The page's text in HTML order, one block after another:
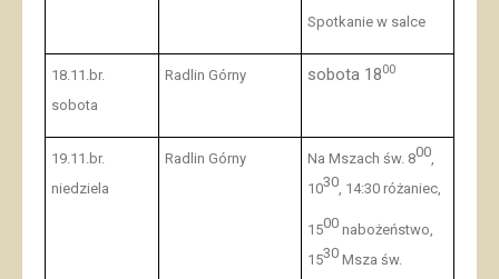
Spotkanie w salce
18.11.br.
sobota
Radlin Górny sobota 1800
19.11.br.
niedziela
Radlin Górny Na Mszach św. 800,
1030, 14:30 różaniec,
1500 nabożeństwo,
1530 Msza św.